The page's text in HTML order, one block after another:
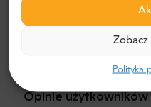
Polityka
będzie taki sam bez
Nie musisz się o nic
swojego hotelu.
Opinie użytkowników